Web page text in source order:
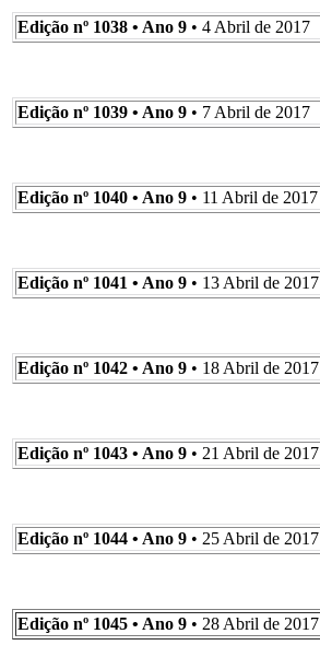
Edição nº 1038 • Ano 9 • 4 Abril de 2017
Edição nº 1039 • Ano 9 • 7 Abril de 2017
Edição nº 1040 • Ano 9 • 11 Abril de 2017
Edição nº 1041 • Ano 9 • 13 Abril de 2017
Edição nº 1042 • Ano 9 • 18 Abril de 2017
Edição nº 1043 • Ano 9 • 21 Abril de 2017
Edição nº 1044 • Ano 9 • 25 Abril de 2017
Edição nº 1045 • Ano 9 • 28 Abril de 2017